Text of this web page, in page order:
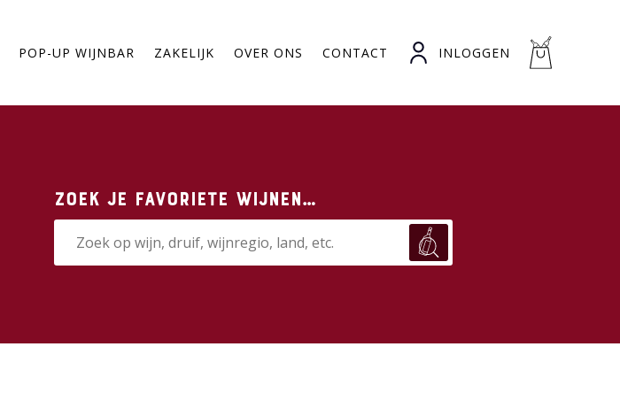
POP-UP WIJNBAR ZAKELIJK OVER ONS CONTACT INLOGGEN
Zoek je favoriete wijnen…